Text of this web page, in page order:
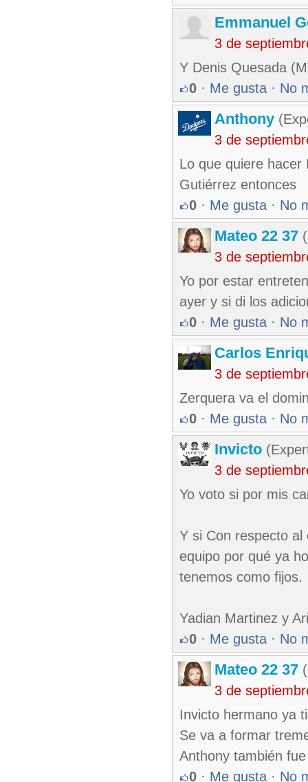
Emmanuel
3 de
Y Denis Quesada
0 · Me gusta · No
Anthony
3 de
Lo que quiere
Gutiérrez entonces
0 · Me gusta · No
Mateo 22 37
3 de
Yo por estar
ayer y si di los
0 · Me gusta · No
Carlos
3 de
Zerquera va el
0 · Me gusta · No
Invicto
3 de
Yo voto si por mis
Y si Con respecto
equipo por qué ya
tenemos como fijos.
Yadian Martinez y
0 · Me gusta · No
Mateo 22 37
3 de
Invicto hermano ya
Se va a formar
Anthony también
0 · Me gusta · No